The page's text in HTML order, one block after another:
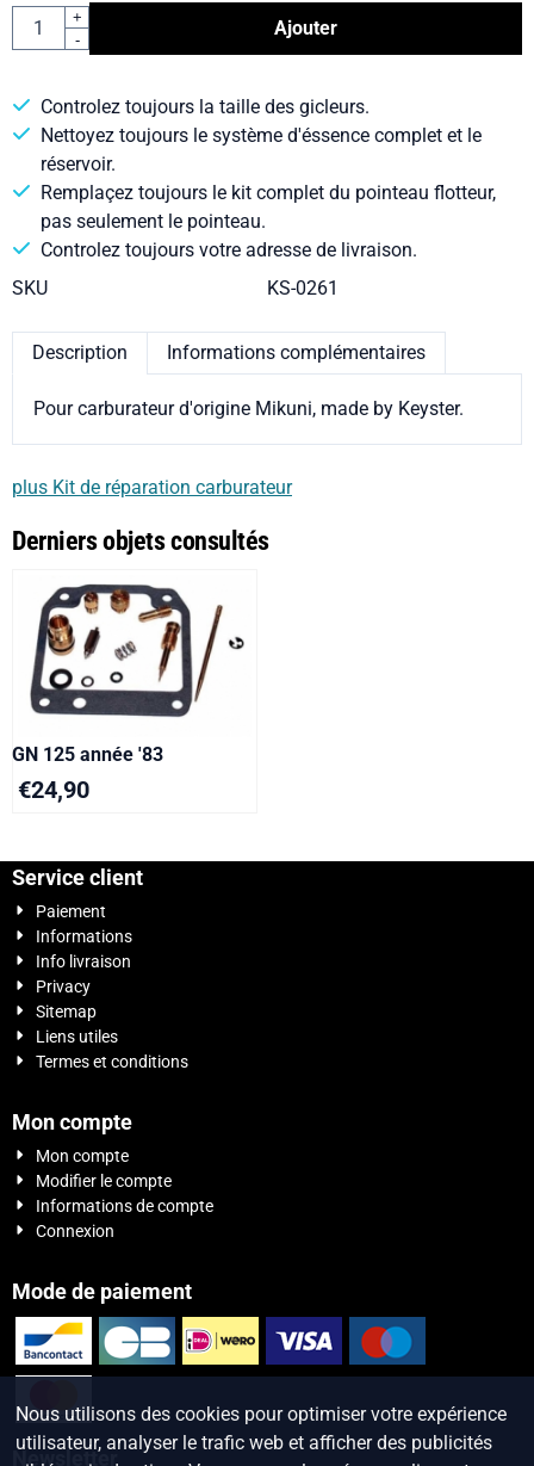
Quantité
+
-
Ajouter
Controlez toujours la taille des gicleurs.
Nettoyez toujours le système d'éssence complet et le
réservoir.
Remplaçez toujours le kit complet du pointeau flotteur,
pas seulement le pointeau.
Controlez toujours votre adresse de livraison.
SKU
KS-0261
Description Informations complémentaires
Pour carburateur d'origine Mikuni, made by Keyster.
plus Kit de réparation carburateur
Derniers objets consultés
GN 125 année '83
€24,90
Service client
Paiement
Informations
Info livraison
Privacy
Sitemap
Liens utiles
Termes et conditions
Mon compte
Mon compte
Modifier le compte
Informations de compte
Connexion
Mode de paiement
Newsletter
Nous utilisons des cookies pour optimiser votre expérience
utilisateur, analyser le trafic web et afficher des publicités